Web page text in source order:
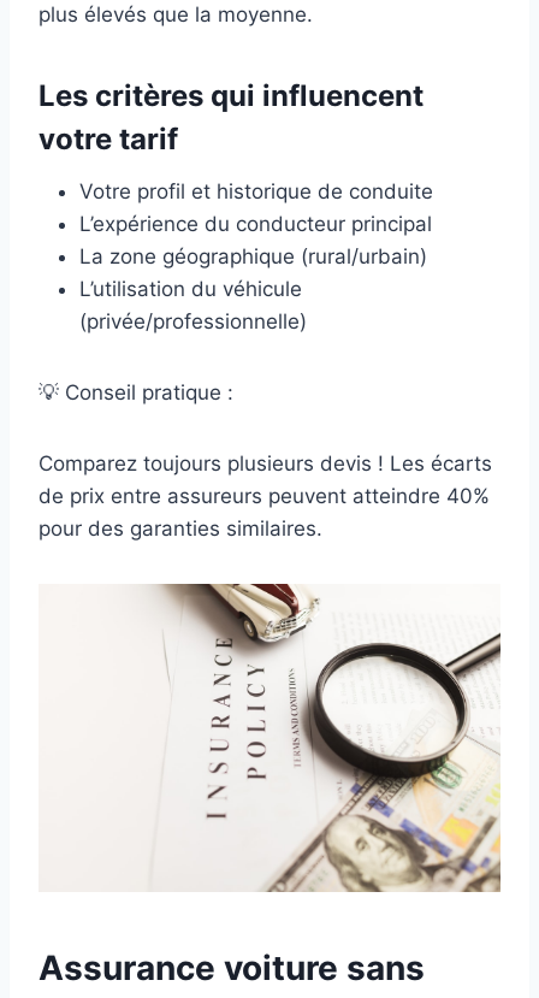
plus élevés que la moyenne.
Les critères qui influencent
votre tarif
Votre profil et historique de conduite
L’expérience du conducteur principal
La zone géographique (rural/urbain)
L’utilisation du véhicule
(privée/professionnelle)
💡 Conseil pratique :
Comparez toujours plusieurs devis ! Les écarts
de prix entre assureurs peuvent atteindre 40%
pour des garanties similaires.
Assurance voiture sans